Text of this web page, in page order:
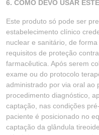
6. COMO DEVO USAR
Este produto só pode ser
estabelecimento clínico
nuclear e sanitário, de
requisitos de proteção
farmacêutica. Após serem
exame ou do protocolo
administrado por via oral ao
procedimento diagnóstico,
captação, nas condições
paciente é posicionado no
captação da glândula